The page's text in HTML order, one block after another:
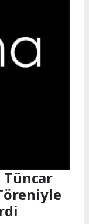
Tüncar